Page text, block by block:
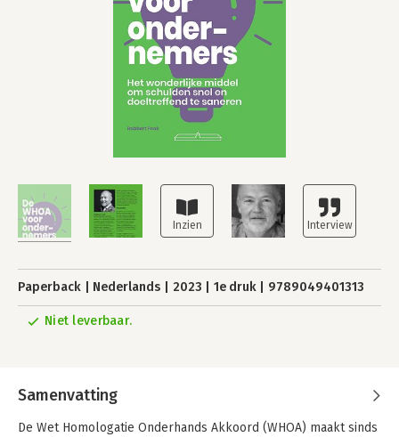
Paperback Nederlands 2023 1e druk 9789049401313
Niet leverbaar.
Samenvatting
De Wet Homologatie Onderhands Akkoord (WHOA) maakt sinds